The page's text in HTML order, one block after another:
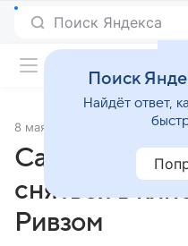
Поиск Яндекса
8 мая 2024 Источник:Кино
Сандра
сняться в
Ривзом
Поиск
Найдёт ответ,